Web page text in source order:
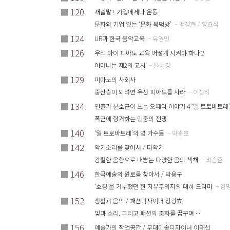
■ 120
새출발 ! 기업메세나 운동
문화와 기업 잇는 ‘문화 복덕방’ – 백성현 / 양요석
■ 124 UR과 한국 음악교육 – 유영민
■ 126
우리 아이 피아노 교육 어떻게 시켜야 하나 2
어머니는 제2의 교사 – 윤혜경
■ 129
피아노의 사회사
중산층이 되려면 우선 피아노를 사라 – 이장직
■ 134
연출가 문호근이 쓰는 오페라 이야기 4 ‘일 트로바토레’
폭군에 항거하는 민중의 전쟁
■ 140 ‘일 트로바토레’의 명 가수들 – 박종호
■ 142
악기소리를 찾아서 / 타악기
강렬한 음향으로 내뿜는 다양한 음의 색채 – 최승준
■ 146
한국예술의 원로를 찾아서 / 박용구
‘호칭’을 거부했던 한 자유주의자의 대하 드라마 – 김
■ 152
생활과 음악 / 패션디자이너 장광효
빛과 소리, 그리고 패션의 조화를 꿈꾸며 ···
■ 156 예술가의 작업공간 / 무대미술디자이너 이태섭